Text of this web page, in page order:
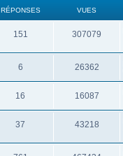
RÉPONSES VUES
151 307079
6 26362
16 16087
37 43218